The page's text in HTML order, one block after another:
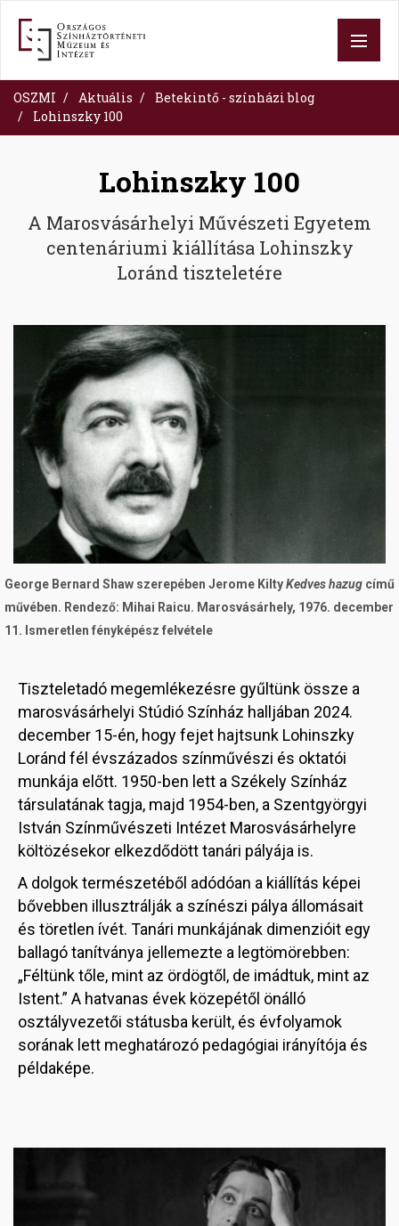
tartalomra
OSZMI Aktuális
Betekintő - színházi blog
Lohinszky 100
Lohinszky 100
A Marosvásárhelyi Művészeti Egyetem
centenáriumi kiállítása Lohinszky
Loránd tiszteletére
Image
George Bernard Shaw szerepében Jerome KiltyKedves hazug című
művében. Rendező: Mihai Raicu. Marosvásárhely, 1976. december
11. Ismeretlen fényképész felvétele
Tiszteletadó megemlékezésre gyűltünk össze a
marosvásárhelyi Stúdió Színház halljában 2024.
december 15-én, hogy fejet hajtsunk Lohinszky
Loránd fél évszázados színművészi és oktatói
munkája előtt. 1950-ben lett a Székely Színház
társulatának tagja, majd 1954-ben, a Szentgyörgyi
István Színművészeti Intézet Marosvásárhelyre
költözésekor elkezdődött tanári pályája is.
A dolgok természetéből adódóan a kiállítás képei
bővebben illusztrálják a színészi pálya állomásait
és töretlen ívét. Tanári munkájának dimenzióit egy
ballagó tanítványa jellemezte a legtömörebben:
„Féltünk tőle, mint az ördögtől, de imádtuk, mint az
Istent.” A hatvanas évek közepétől önálló
osztályvezetői státusba került, és évfolyamok
sorának lett meghatározó pedagógiai irányítója és
példaképe.
Image